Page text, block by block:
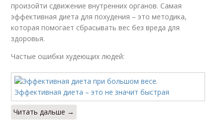
произойти сдвижение внутренних органов. Самая
эффективная диета для похудения – это методика,
которая помогает сбрасывать вес без вреда для
здоровья.
Частые ошибки худеющих людей:
Читать дальше →